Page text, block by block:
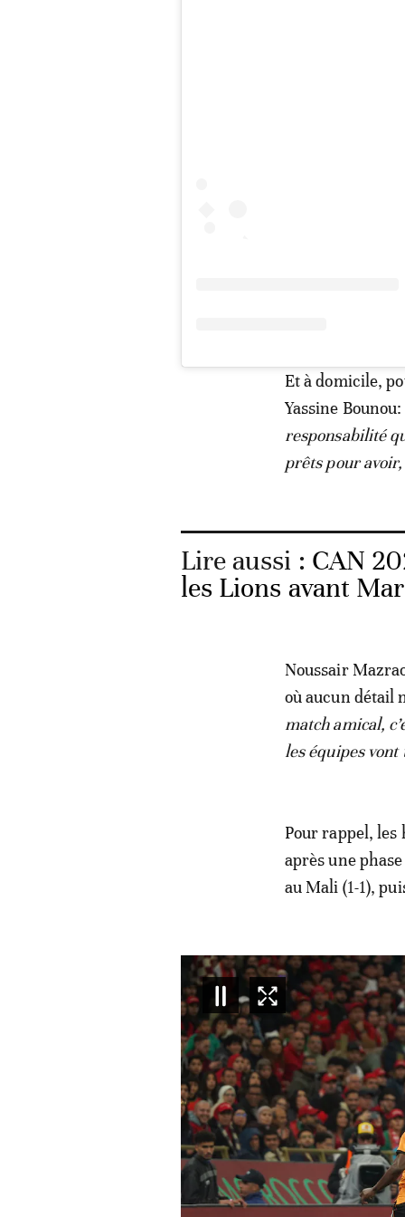
Et à domicile,
Yassine Bounou:
responsabilité
prêts pour
Lire aussi : CAN
les Lions avant
Noussair
où aucun détail
match amical,
les équipes vont
Pour rappel, les
après une
au Mali (1-1),